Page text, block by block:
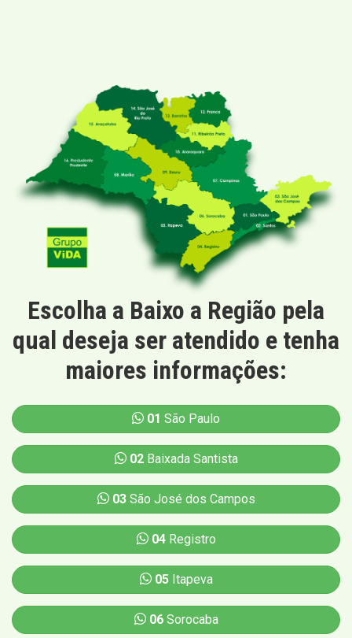
Escolha a Baixo a Região pela
qual deseja ser atendido e tenha
maiores informações:
01 São Paulo
02Baixada Santista
03São José dos Campos
04Registro
05Itapeva
06Sorocaba